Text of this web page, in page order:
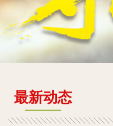
最新动态